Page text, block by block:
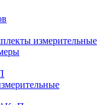
измерительные